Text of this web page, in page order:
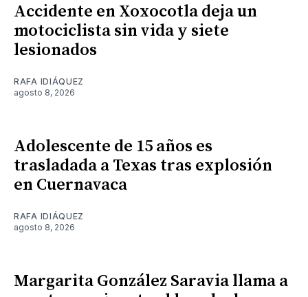
Accidente en Xoxocotla deja un
motociclista sin vida y siete
lesionados
RAFA IDIÁQUEZ
agosto 8, 2026
Adolescente de 15 años es
trasladada a Texas tras explosión
en Cuernavaca
RAFA IDIÁQUEZ
agosto 8, 2026
Margarita González Saravia llama a